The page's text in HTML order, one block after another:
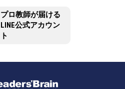
プロ教師が届ける
LINE公式アカウン
ト